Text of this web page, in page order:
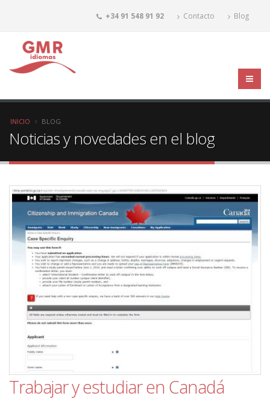
+34 91 548 91 92 Contacto Blog
INICIO BLOG
Noticias y novedades en el blog
Trabajar y estudiar en Canadá